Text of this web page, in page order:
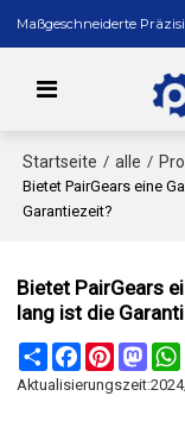
Maßgeschneiderte
Startseite / alle /
Bietet PairGears eine
Garantiezeit?
Bietet PairGears
lang ist die
Share FacebookPinterest
Aktualisierungszeit: